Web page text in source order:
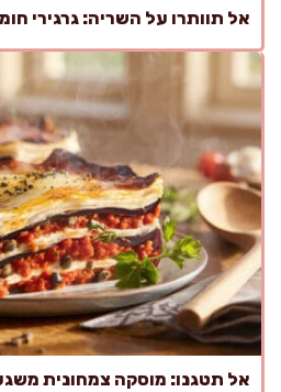
אל תוותרו על השריה: גרגירי
אל תטגנו: מוסקה צמחונית